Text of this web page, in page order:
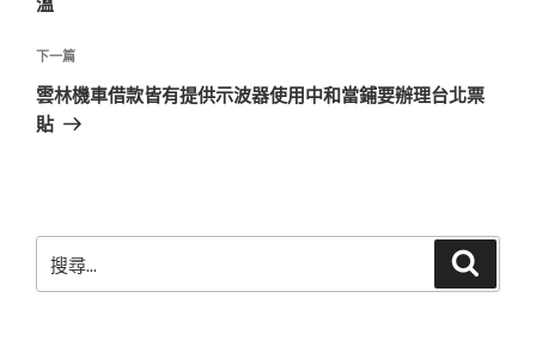
覽
章
下
一
篇
下一篇
雲林機車借款皆有提供示波器使用中和當鋪要辦理台北票
貼
尋